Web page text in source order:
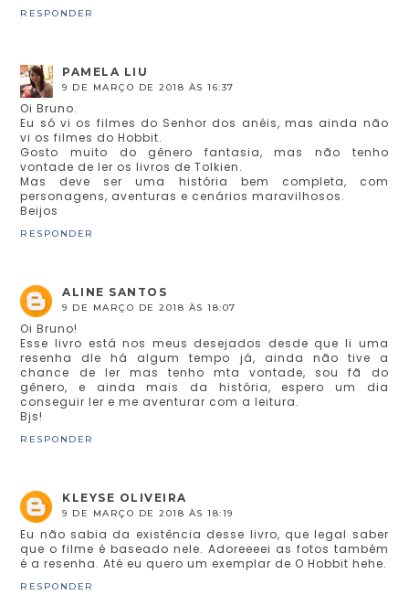
RESPONDER
PAMELA LIU
9 DE MARÇO DE 2018 ÀS 16:37
Oi Bruno.
Eu só vi os filmes do Senhor dos anéis, mas ainda não
vi os filmes do Hobbit.
Gosto muito do gênero fantasia, mas não tenho
vontade de ler os livros de Tolkien.
Mas deve ser uma história bem completa, com
personagens, aventuras e cenários maravilhosos.
Beijos
RESPONDER
ALINE SANTOS
9 DE MARÇO DE 2018 ÀS 18:07
Oi Bruno!
Esse livro está nos meus desejados desde que li uma
resenha dle há algum tempo já, ainda não tive a
chance de ler mas tenho mta vontade, sou fã do
gênero, e ainda mais da história, espero um dia
conseguir ler e me aventurar com a leitura.
Bjs!
RESPONDER
KLEYSE OLIVEIRA
9 DE MARÇO DE 2018 ÀS 18:19
Eu não sabia da existência desse livro, que legal saber
que o filme é baseado nele. Adoreeeei as fotos também
é a resenha. Até eu quero um exemplar de O Hobbit hehe.
RESPONDER